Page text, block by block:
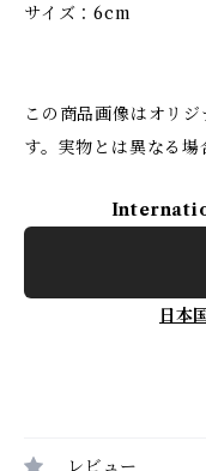
サイズ：6cm
この商品画像はオリ
す。実物とは異なる場
日本
レビュー